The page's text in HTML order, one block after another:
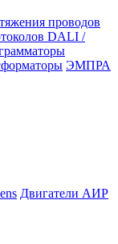
проводов
DALI /
ЭМПРА
Двигатели АИР